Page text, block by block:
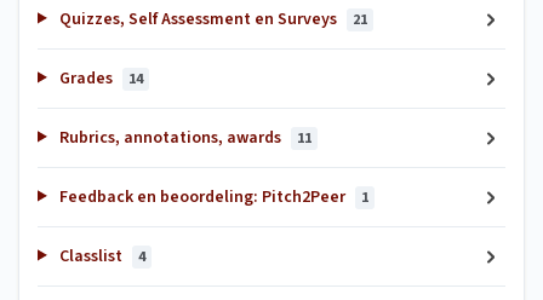
Quizzes, Self Assessment en Surveys 21
Grades 14
Rubrics, annotations, awards 11
Feedback en beoordeling: Pitch2Peer 1
Classlist 4